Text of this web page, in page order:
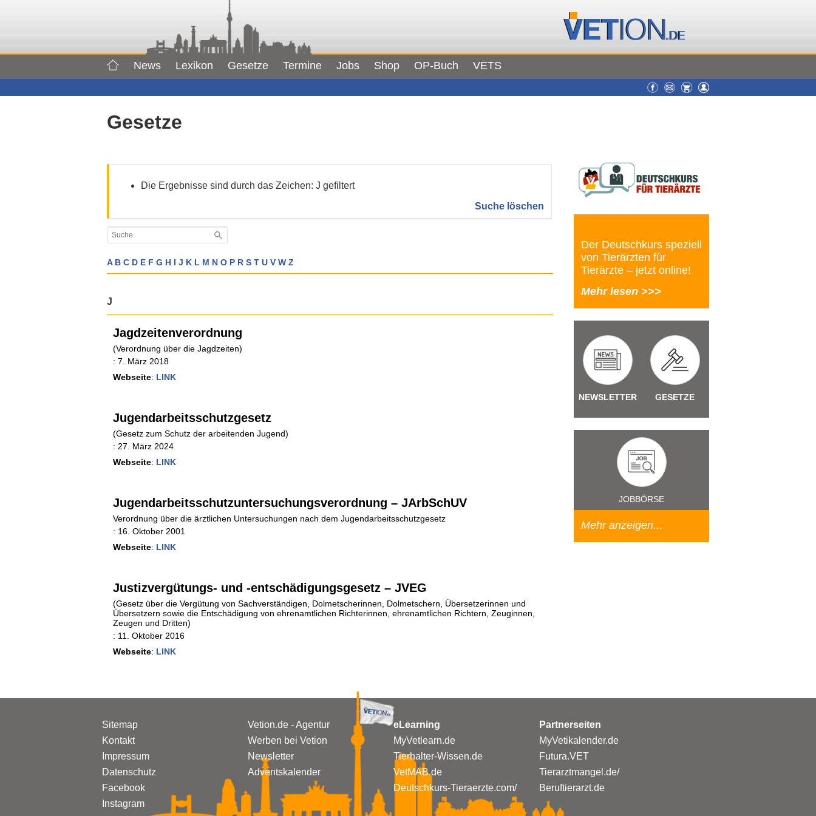
News Lexikon Gesetze Termine Jobs Shop OP-Buch VETS
Gesetze
Die Ergebnisse sind durch das Zeichen: J gefiltert
Suche löschen
A B C D E F G H I J K L M N O P R S T U V W Z
J
Jagdzeitenverordnung
(Verordnung über die Jagdzeiten)
: 7. März 2018
Webseite: LINK
Jugendarbeitsschutzgesetz
(Gesetz zum Schutz der arbeitenden Jugend)
: 27. März 2024
Webseite: LINK
Jugendarbeitsschutzuntersuchungsverordnung – JArbSchUV
Verordnung über die ärztlichen Untersuchungen nach dem Jugendarbeitsschutzgesetz
: 16. Oktober 2001
Webseite: LINK
Justizvergütungs- und -entschädigungsgesetz – JVEG
(Gesetz über die Vergütung von Sachverständigen, Dolmetscherinnen, Dolmetschern, Übersetzerinnen und
Übersetzern sowie die Entschädigung von ehrenamtlichen Richterinnen, ehrenamtlichen Richtern, Zeuginnen,
Zeugen und Dritten)
: 11. Oktober 2016
Webseite: LINK
Der Deutschkurs speziell
von Tierärzten für
Tierärzte – jetzt online!
Mehr lesen >>>
NEWSLETTER GESETZE
JOBBÖRSE
Mehr anzeigen...
Sitemap
Kontakt
Impressum
Datenschutz
Facebook
Instagram
Vetion.de - Agentur
Werben bei Vetion
Newsletter
Adventskalender
eLearning
MyVetlearn.de
Tierhalter-Wissen.de
VetMAB.de
Deutschkurs-Tieraerzte.com/
Partnerseiten
MyVetikalender.de
Futura.VET
Tierarztmangel.de/
Beruftierarzt.de